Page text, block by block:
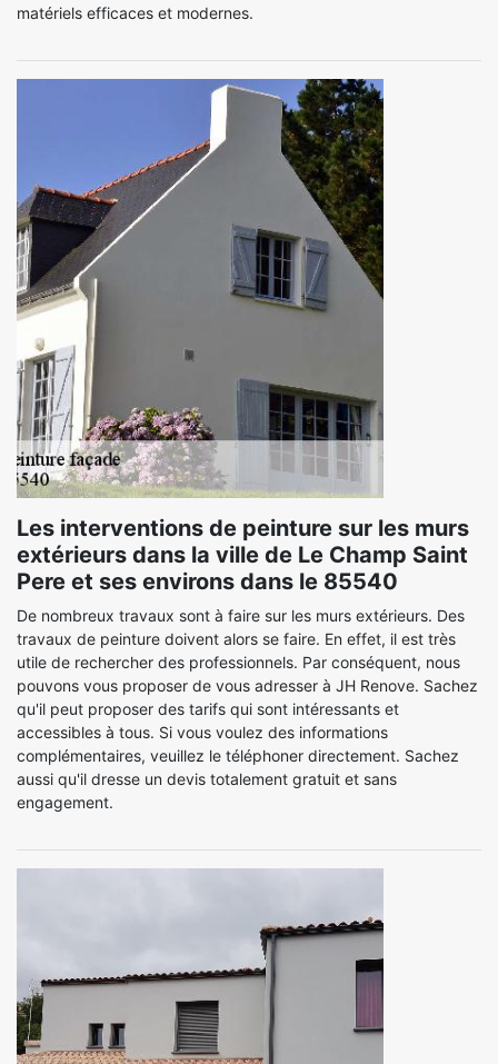
matériels efficaces et modernes.
Les interventions de peinture sur les murs
extérieurs dans la ville de Le Champ Saint
Pere et ses environs dans le 85540
De nombreux travaux sont à faire sur les murs extérieurs. Des
travaux de peinture doivent alors se faire. En effet, il est très
utile de rechercher des professionnels. Par conséquent, nous
pouvons vous proposer de vous adresser à JH Renove. Sachez
qu'il peut proposer des tarifs qui sont intéressants et
accessibles à tous. Si vous voulez des informations
complémentaires, veuillez le téléphoner directement. Sachez
aussi qu'il dresse un devis totalement gratuit et sans
engagement.